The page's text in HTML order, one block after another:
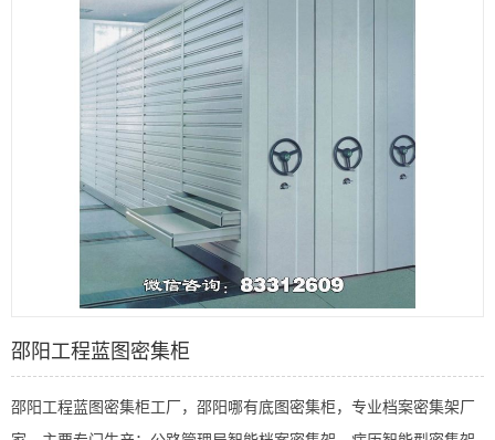
邵阳工程蓝图密集柜
邵阳工程蓝图密集柜工厂，邵阳哪有底图密集柜，专业档案密集架厂